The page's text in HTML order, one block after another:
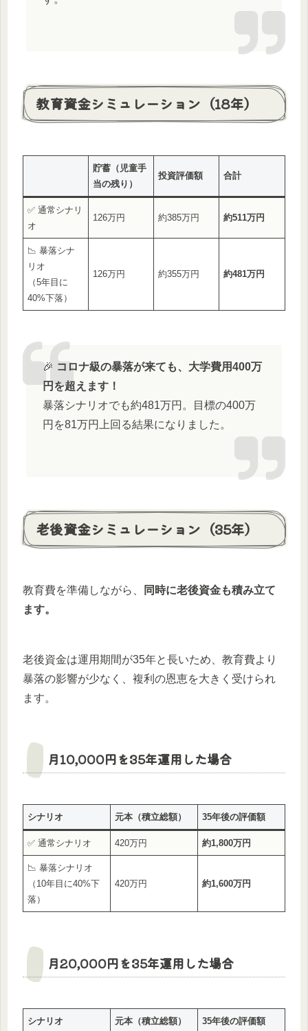
教育資金シミュレーション（18年）
貯蓄（児童手
当の残り）
投資評価額 合計
✅ 通常シナリ
オ
126万円 約385万円 約511万円
📉 暴落シナ
リオ
（5年目に
40%下落）
126万円 約355万円 約481万円
🎉 コロナ級の暴落が来ても、大学費用400万
円を超えます！
暴落シナリオでも約481万円。目標の400万
円を81万円上回る結果になりました。
老後資金シミュレーション（35年）
教育費を準備しながら、
同時に老後資金も積み立て
ます。
老後資金は運用期間が35年と長いため、教育費より
暴落の影響が少なく、複利の恩恵を大きく受けられ
ます。
月10,000円を35年運用した場合
シナリオ 元本（積立総額） 35年後の評価額
✅ 通常シナリオ 420万円 約1,800万円
📉 暴落シナリオ
（10年目に40%下
落）
420万円 約1,600万円
月20,000円を35年運用した場合
シナリオ 元本（積立総額） 35年後の評価額